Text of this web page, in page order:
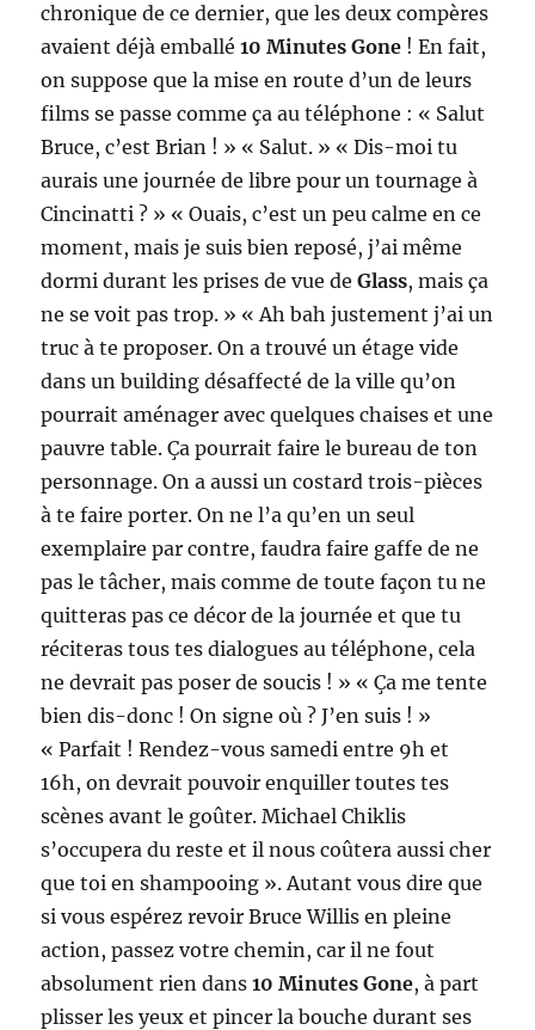
chronique de ce dernier, que les deux compères
avaient déjà emballé10 Minutes Gone ! En fait,
on suppose que la mise en route d’un de leurs
films se passe comme ça au téléphone : « Salut
Bruce, c’est Brian ! » « Salut. » « Dis-moi tu
aurais une journée de libre pour un tournage à
Cincinatti ? » « Ouais, c’est un peu calme en ce
moment, mais je suis bien reposé, j’ai même
dormi durant les prises de vue deGlass, mais ça
ne se voit pas trop. » « Ah bah justement j’ai un
truc à te proposer. On a trouvé un étage vide
dans un building désaffecté de la ville qu’on
pourrait aménager avec quelques chaises et une
pauvre table. Ça pourrait faire le bureau de ton
personnage. On a aussi un costard trois-pièces
à te faire porter. On ne l’a qu’en un seul
exemplaire par contre, faudra faire gaffe de ne
pas le tâcher, mais comme de toute façon tu ne
quitteras pas ce décor de la journée et que tu
réciteras tous tes dialogues au téléphone, cela
ne devrait pas poser de soucis ! » « Ça me tente
bien dis-donc ! On signe où ? J’en suis ! »
« Parfait ! Rendez-vous samedi entre 9h et
16h, on devrait pouvoir enquiller toutes tes
scènes avant le goûter. Michael Chiklis
s’occupera du reste et il nous coûtera aussi cher
que toi en shampooing ». Autant vous dire que
si vous espérez revoir Bruce Willis en pleine
action, passez votre chemin, car il ne fout
absolument rien dans10 Minutes Gone, à part
plisser les yeux et pincer la bouche durant ses